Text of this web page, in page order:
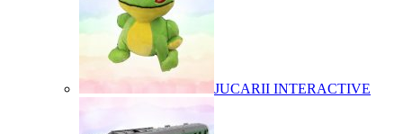
JUCARII INTERACTIVE